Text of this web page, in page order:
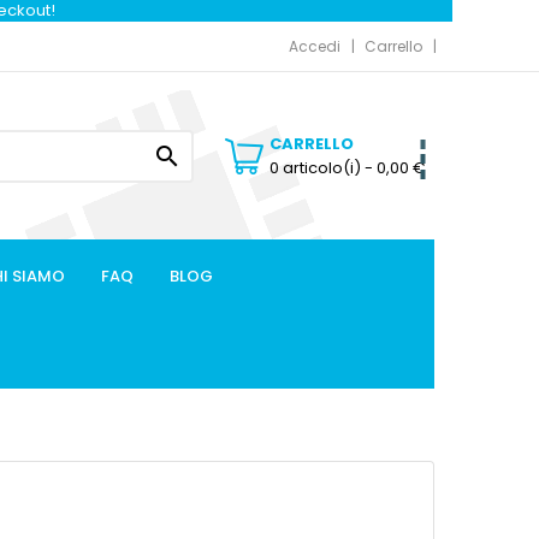
Accedi Carrello

CARRELLO
0 articolo(i) - 0,00 €
SIAMO FAQ BLOG